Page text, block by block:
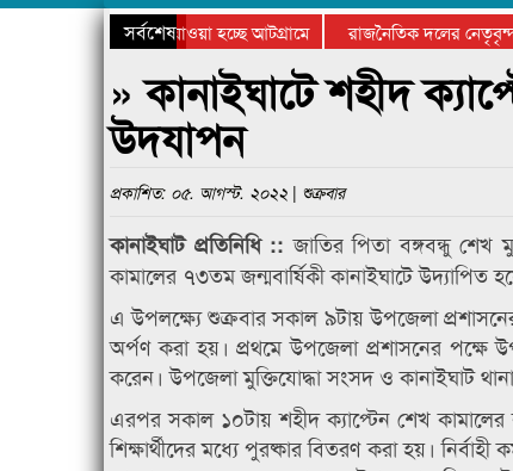
সর্বশেষ
চুরি করে নিয়ে যাওয়া হচ্ছে আটগ্রামে রাজনৈতিক দলের নেতৃবৃন্দ
ক্রীড়া প্রতিযোগিতার পুরস্কার বিতরণ সম্পন্ন
সিলেটে বাংলাদেশ গ্রুপ
» কানাইঘাটে শহীদ
উদযাপন
প্রকাশিত: ০৫. আগস্ট. ২০২২ | শুক্রবার
কানাইঘাট প্রতিনিধি ::জাতির পিতা বঙ্গবন্ধু শেখ
কামালের ৭৩তম জন্মবার্ষিকী কানাইঘাটে উদ্যাপিত
এ উপলক্ষ্যে শুক্রবার সকাল ৯টায় উপজেলা
অর্পণ করা হয়। প্রথমে উপজেলা প্রশাসনের পক্ষে
করেন। উপজেলা মুক্তিযোদ্ধা সংসদ ও কানাইঘাট
এরপর সকাল ১০টায় শহীদ ক্যাপ্টেন শেখ
শিক্ষার্থীদের মধ্যে পুরষ্কার বিতরণ করা হয়।